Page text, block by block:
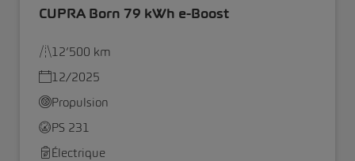
CUPRA Born 79 kWh e-Boost
12’500 km
12/2025
Propulsion
PS 231
Électrique